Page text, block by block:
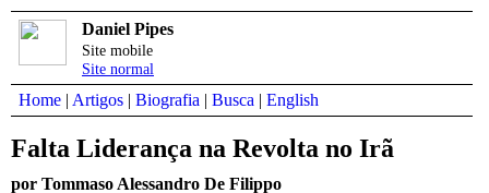
Daniel Pipes
Site mobile
Site normal
Home | Artigos | Biografia | Busca | English
Falta Liderança na Revolta no Irã
por Tommaso Alessandro De Filippo